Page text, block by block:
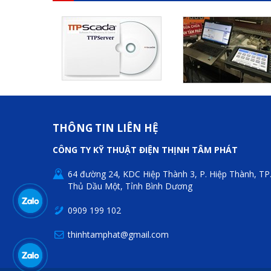
THÔNG TIN LIÊN HỆ
CÔNG TY KỸ THUẬT ĐIỆN THỊNH TÂM PHÁT
64 đường 24, KDC Hiệp Thành 3, P. Hiệp Thành, TP.
Thủ Dầu Một, Tỉnh Bình Dương
0909 199 102
thinhtamphat@gmail.com